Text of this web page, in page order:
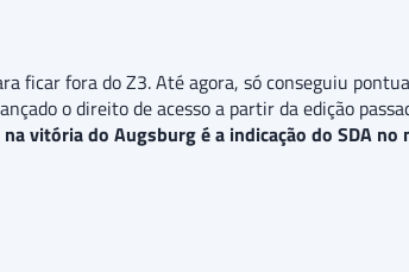
ficar fora do Z3. Até agora, só conseguiu
o direito de acesso a partir da edição
vitória do Augsburg é a indicação do SDA